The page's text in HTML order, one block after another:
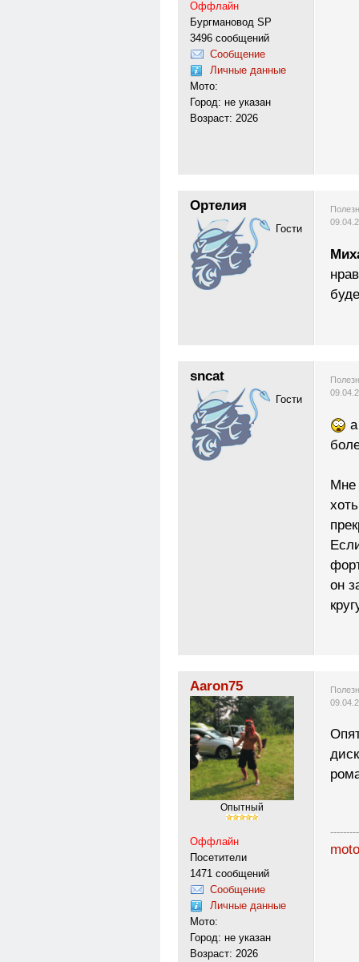
Оффлайн
Бургмановод SP
3496 сообщений
Сообщение
Личные данные
Мото:
Город: не указан
Возраст: 2026
Ортелия
Гости
sncat
Гости
Мне
он
Aaron75
Опытный
Оффлайн
Посетители
1471 сообщений
Сообщение
Личные данные
Мото:
Город: не указан
Возраст: 2026